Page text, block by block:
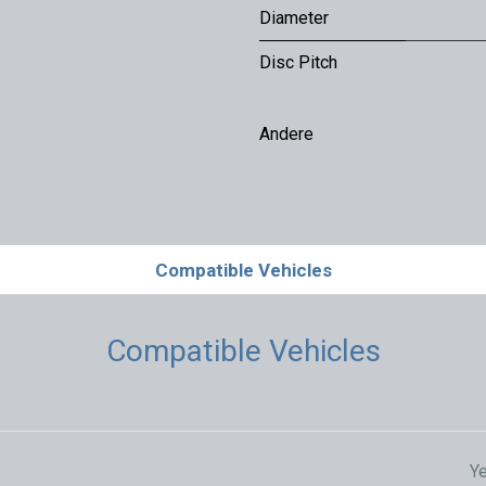
Diameter
Disc Pitch
Andere
Compatible Vehicles
Compatible Vehicles